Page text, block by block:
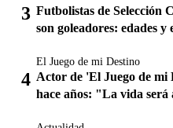
Futbolistas de Selección
son goleadores: edades y
El Juego de mi Destino
Actor de 'El Juego de mi
hace años: "La vida será